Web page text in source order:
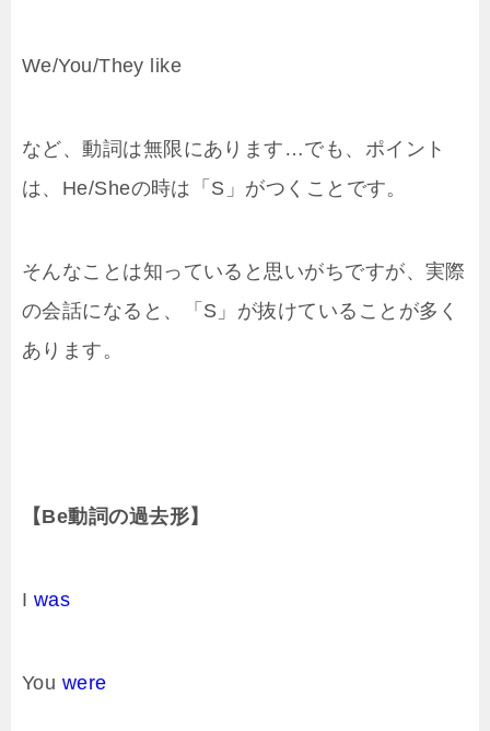
We/You/They like
など、動詞は無限にあります…でも、ポイント
は、He/Sheの時は「S」がつくことです。
そんなことは知っていると思いがちですが、実際
の会話になると、「S」が抜けていることが多く
あります。
【Be動詞の過去形】
I was
You were